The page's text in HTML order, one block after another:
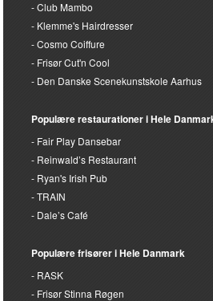
Club Mambo
Klemme's Hairdresser
Cosmo Coiffure
Frisør Cut'n Cool
Den Danske Scenekunstskole Aarhus
Populære restaurationer i Hele
Fair Play Dansebar
Reinwald’s Restaurant
Ryan's Irish Pub
TRAIN
Dale’s Café
Populære frisører i Hele Danmark
RASK
Frisør Stinna Røgen